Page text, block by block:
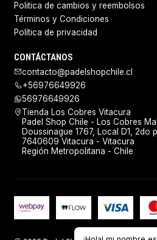
Politica de cambios y reembolsos
Términos y Condiciones
Política de privacidad
CONTÁCTANOS
contacto@padelshopchile.cl
+56976649926
56976649926
Tienda Los Cobres Vitacura
Padel Shop Chile - Los Cobres
Doussinague 1767, Local D1, 2do
7640609 Vitacura - Vitacura
Región Metropolitana - Chile